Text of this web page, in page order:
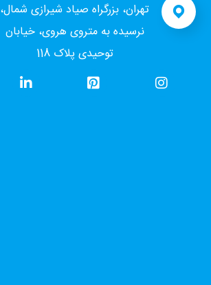
تهران، بزرگراه صیاد شیرازی شمال،
نرسیده به متروی هروی، خیابان
توحیدی پلاک 118